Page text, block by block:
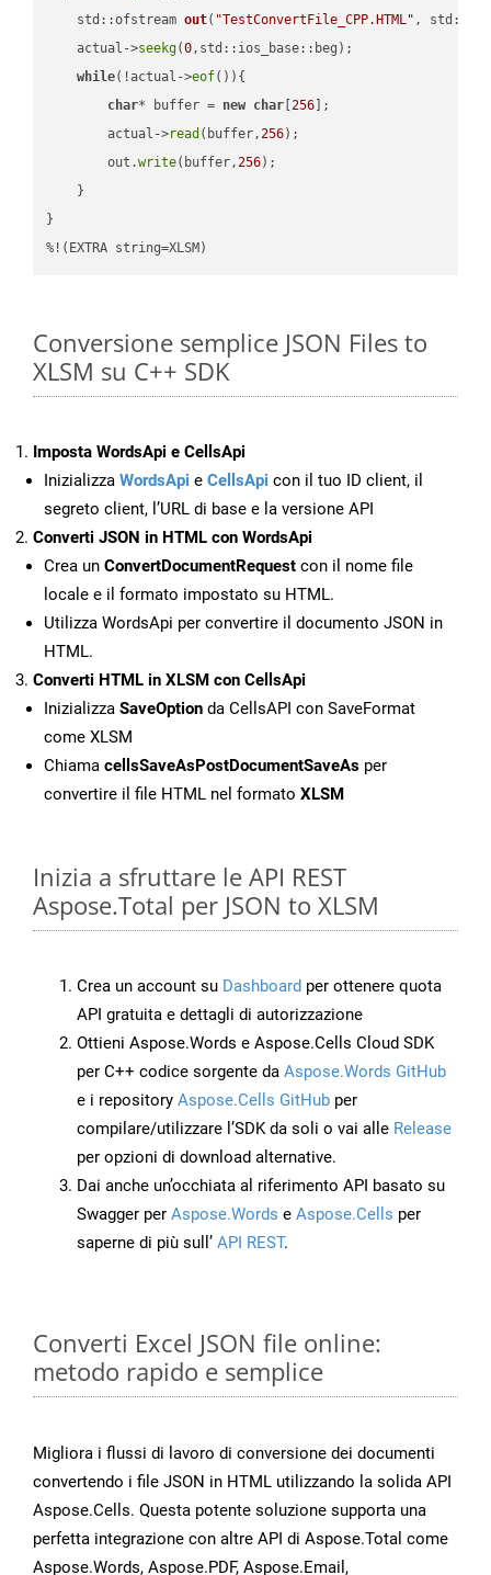
std::ofstream out( "TestConvertFile_CPP.HTML" ,
    actual->
seekg(0,std::ios_base::beg);
while(!actual->eof()){
char* buffer = new char [256 ];
        actual->
read (buffer,256);
        out.
write(buffer,256);
    }
}
%!(EXTRA string=XLSM)
Conversione semplice JSON Files to
XLSM su C++ SDK
Imposta WordsApi e CellsApi
Inizializza WordsApi e CellsApi con il tuo ID client, il
segreto client, l’URL di base e la versione API
Converti JSON in HTML con WordsApi
Crea un ConvertDocumentRequest con il nome file
locale e il formato impostato su HTML.
Utilizza WordsApi per convertire il documento JSON in
HTML.
Converti HTML in XLSM con CellsApi
Inizializza SaveOption da CellsAPI con SaveFormat
come XLSM
Chiama cellsSaveAsPostDocumentSaveAs per
convertire il file HTML nel formato XLSM
Inizia a sfruttare le API REST
Aspose.Total per JSON to XLSM
Crea un account su Dashboard per ottenere quota
API gratuita e dettagli di autorizzazione
Ottieni Aspose.Words e Aspose.Cells Cloud SDK
per C++ codice sorgente da Aspose.Words GitHub
e i repository Aspose.Cells GitHub per
compilare/utilizzare l’SDK da soli o vai alle Release
per opzioni di download alternative.
Dai anche un’occhiata al riferimento API basato su
Swagger per Aspose.Words e Aspose.Cells per
saperne di più sull’ API REST.
Converti Excel JSON file online:
metodo rapido e semplice
Migliora i flussi di lavoro di conversione dei documenti
convertendo i file JSON in HTML utilizzando la solida API
Aspose.Cells. Questa potente soluzione supporta una
perfetta integrazione con altre API di Aspose.Total come
Aspose.Words, Aspose.PDF, Aspose.Email,